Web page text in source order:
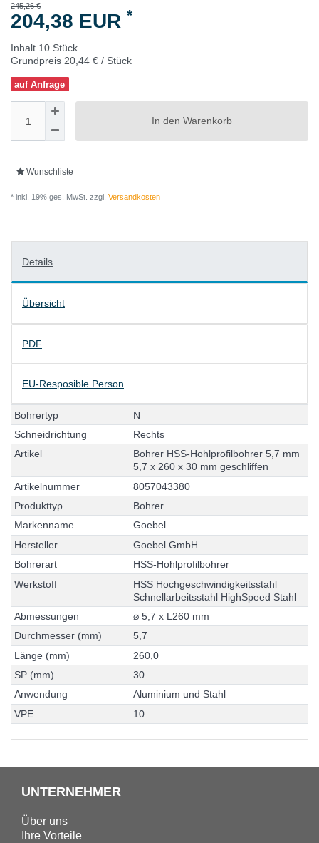
245,26 €
204,38 EUR *
Inhalt 10 Stück
Grundpreis 20,44 € / Stück
auf Anfrage
In den Warenkorb
Wunschliste
* inkl. 19% ges. MwSt. zzgl. Versandkosten
Details
Übersicht
PDF
EU-Resposible Person
Bohrertyp
N
Schneidrichtung Rechts
Artikel Bohrer HSS-Hohlprofilbohrer 5,7 mm
5,7 x 260 x 30 mm geschliffen
Artikelnummer 8057043380
Produkttyp Bohrer
Markenname Goebel
Hersteller Goebel GmbH
Bohrerart HSS-Hohlprofilbohrer
Werkstoff HSS Hochgeschwindigkeitsstahl
Schnellarbeitsstahl HighSpeed Stahl
Abmessungen ⌀ 5, 7 x L 260 mm
Durchmesser (mm) 5,7
Länge (mm) 260, 0
SP (mm) 30
Anwendung Aluminium und Stahl
VPE 10
UNTERNEHMER
Über uns
Ihre Vorteile